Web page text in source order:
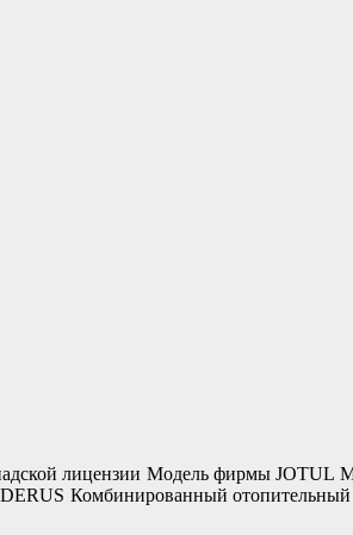
лицензии Модель фирмы JOTUL
Комбинированный